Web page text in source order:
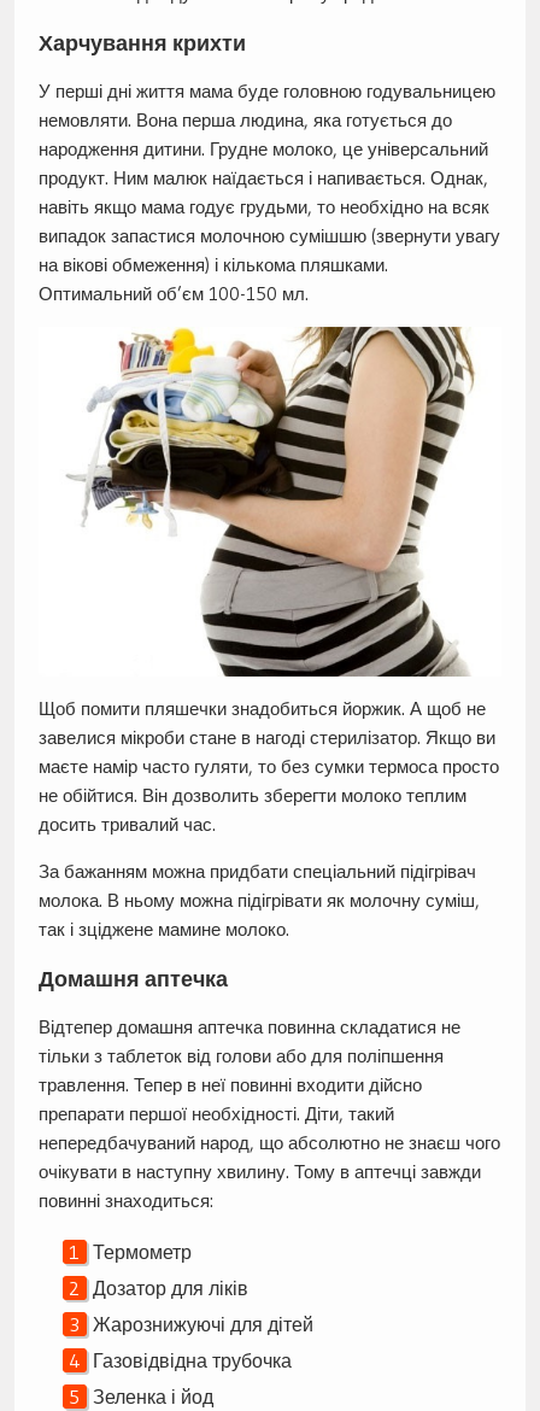
Харчування крихти
У перші дні життя мама буде головною годувальницею
немовляти. Вона перша людина, яка готується до
народження дитини. Грудне молоко, це універсальний
продукт. Ним малюк наїдається і напивається. Однак,
навіть якщо мама годує грудьми, то необхідно на всяк
випадок запастися молочною сумішшю (звернути увагу
на вікові обмеження) і кількома пляшками.
Оптимальний об’єм 100-150 мл.
Щоб помити пляшечки знадобиться йоржик. А щоб не
завелися мікроби стане в нагоді стерилізатор. Якщо ви
маєте намір часто гуляти, то без сумки термоса просто
не обійтися. Він дозволить зберегти молоко теплим
досить тривалий час.
За бажанням можна придбати спеціальний підігрівач
молока. В ньому можна підігрівати як молочну суміш,
так і зціджене мамине молоко.
Домашня аптечка
Відтепер домашня аптечка повинна складатися не
тільки з таблеток від голови або для поліпшення
травлення. Тепер в неї повинні входити дійсно
препарати першої необхідності. Діти, такий
непередбачуваний народ, що абсолютно не знаєш чого
очікувати в наступну хвилину. Тому в аптечці завжди
повинні знаходиться:
Термометр
Дозатор для ліків
Жарознижуючі для дітей
Газовідвідна трубочка
Зеленка і йод